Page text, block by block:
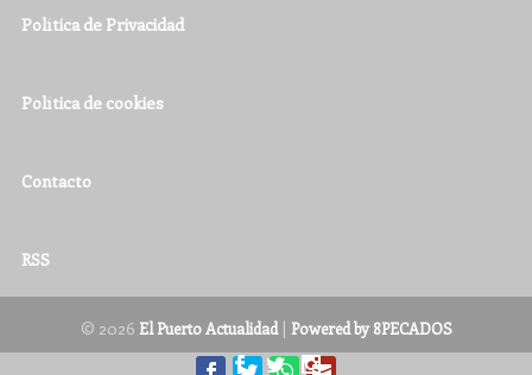
Política de Privacidad
Política de cookies
Contacto
RSS
© 2026 El Puerto Actualidad| Powered by 8PECADOS